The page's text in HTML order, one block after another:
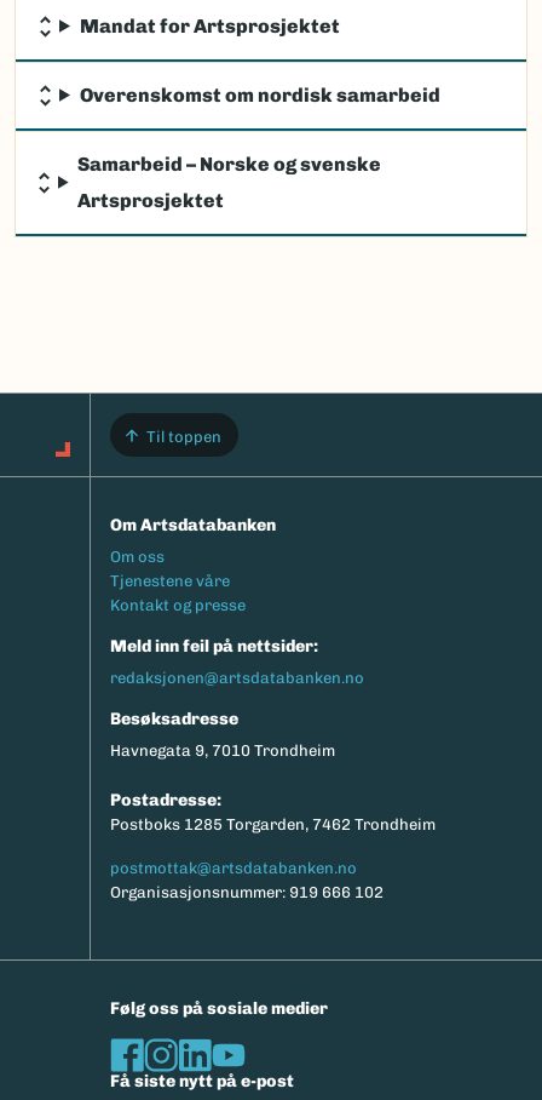
Mandat for Artsprosjektet
Overenskomst om nordisk samarbeid
Samarbeid – Norske og svenske
Artsprosjektet
Til toppen
Om Artsdatabanken
Footermeny
Om oss
Tjenestene våre
Kontakt og presse
Meld inn feil på nettsider:
redaksjonen@artsdatabanken.no
Besøksadresse
Havnegata 9, 7010 Trondheim
Postadresse:
Postboks 1285 Torgarden, 7462 Trondheim
postmottak@artsdatabanken.no
Organisasjonsnummer: 919 666 102
Følg oss på sosiale medier
Få siste nytt på e-post